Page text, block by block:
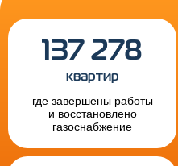
137 278
квартир
где завершены работы
и восстановлено
газоснабжение